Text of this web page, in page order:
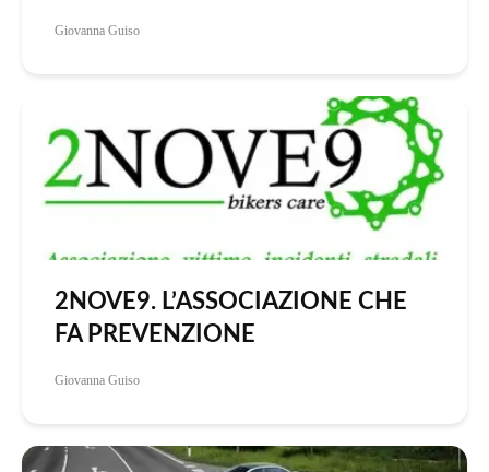
Giovanna Guiso
2NOVE9. L’ASSOCIAZIONE CHE
FA PREVENZIONE
Giovanna Guiso